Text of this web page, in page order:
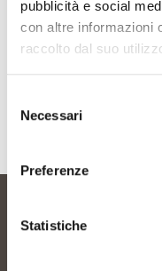
pubblicità e social
con altre informazioni
raccolto dal suo
delNecessari
Preferenze
Statistiche
ISCRIVITI ALLA